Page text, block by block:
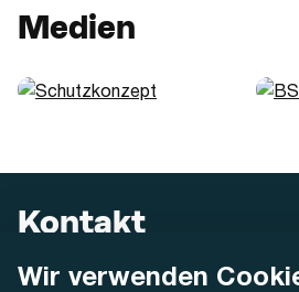
Wir verwenden
Medien
Kontakt
AREMO